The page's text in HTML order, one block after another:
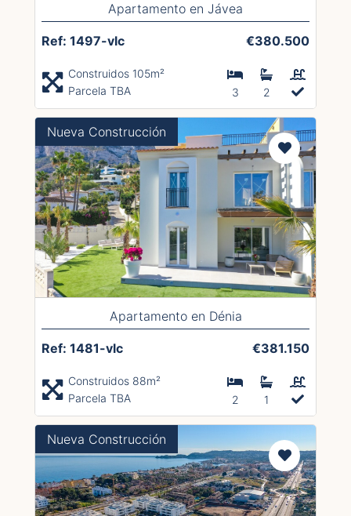
Apartamento en Jávea
Ref: 1497-vlc €380.500
Construidos 105m²
Parcela TBA
3 2
Nueva Construcción
Apartamento en Dénia
Ref: 1481-vlc €381.150
Construidos 88m²
Parcela TBA
2 1
Nueva Construcción